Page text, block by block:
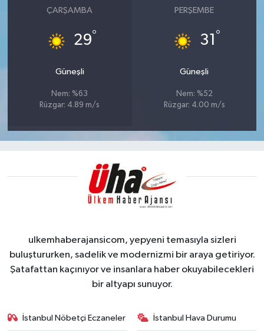
ÇARŞAMBA
29°
Güneşli
Nem: %63
Rüzgar: 4.89 m/s
PERŞEMBE
31 °
Güneşli
Nem: %52
Rüzgar: 4.00 m/s
ulkemhaberajansicom, yepyeni temasıyla sizleri
buluştururken, sadelik ve modernizmi bir araya getiriyor.
Şatafattan kaçınıyor ve insanlara haber okuyabilecekleri
bir altyapı sunuyor.
İstanbul Nöbetçi Eczaneler İstanbul Hava Durumu